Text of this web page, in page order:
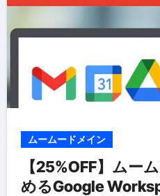
ムームードメイン
【25%OFF】ムー
めるGoogle